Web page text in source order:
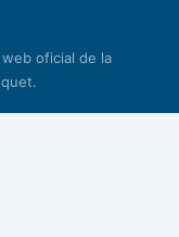
oficial de la